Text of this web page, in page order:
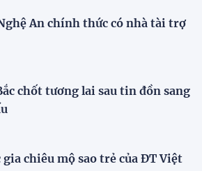
2026
Đội tuyển Việt Nam được tiếp